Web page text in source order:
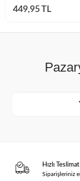
449,95 TL
Hızlı Teslimat
Siparişleriniz